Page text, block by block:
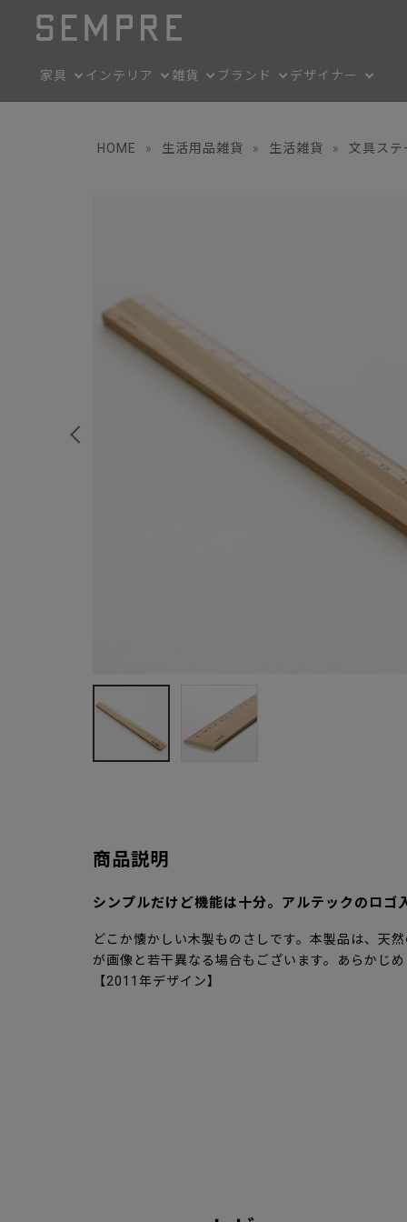
家具 インテリア 雑貨 ブランド デザイナー
HOME » 生活用品雑貨 » 生活雑貨 » 文具ステ
商品説明
シンプルだけど機能は十分。アルテックのロゴ
どこか懐かしい木製ものさしです。本製品は、天
が画像と若干異なる場合もございます。あらかじ
【2011年デザイン】